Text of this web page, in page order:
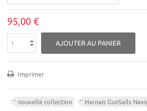
95,00 €
AJOUTER AU PANIER
Imprimer
nouvelle collection Harnais GunSails